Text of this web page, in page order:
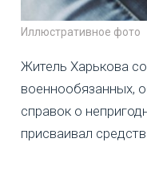
Иллюстративное фото
Житель Харькова
военнообязанных,
справок о
присваивал